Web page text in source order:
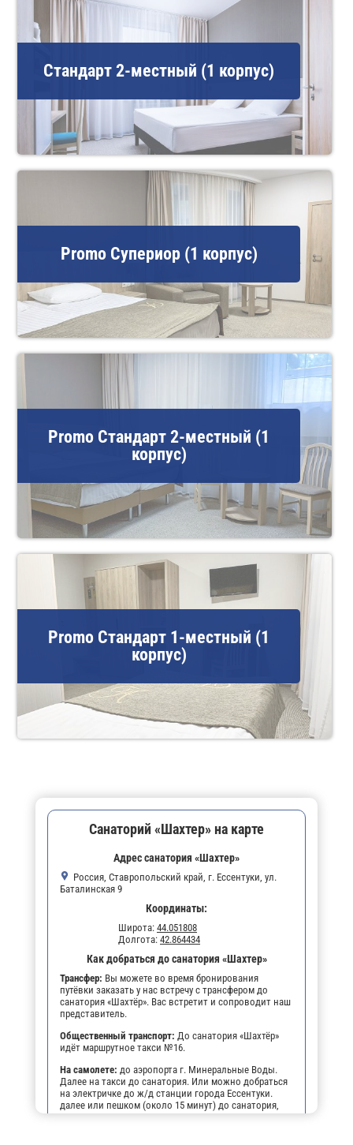
Стандарт 2-местный (1 корпус)
Promo Супериор (1 корпус)
Promo Стандарт 2-местный (1
корпус)
Promo Стандарт 1-местный (1
корпус)
Санаторий «Шахтер» на карте
Адрес санатория «Шахтер»
Россия, Ставропольский край, г. Ессентуки, ул.
Баталинская 9
Координаты:
Широта: 44.051808
Долгота: 42.864434
Как добраться до санатория «Шахтер»
Трансфер: Вы можете во время бронирования
путёвки заказать у нас встречу с трансфером до
санатория «Шахтёр». Вас встретит и сопроводит наш
представитель.
Общественный транспорт: До санатория «Шахтёр»
идёт маршрутное такси №16.
На самолете: до аэропорта г. Минеральные Воды.
Далее на такси до санатория. Или можно добраться
на электричке до ж/д станции города Ессентуки.
далее или пешком (около 15 минут) до санатория,
или на маршрутном такси №16 до остановки